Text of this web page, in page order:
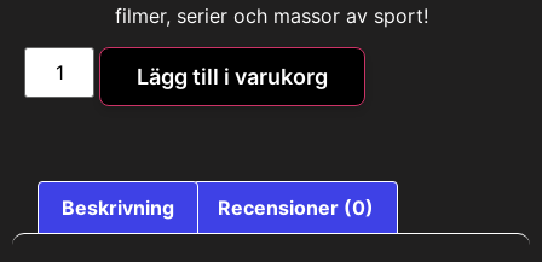
filmer, serier och massor av sport!
Lägg till i varukorg
Beskrivning Recensioner (0)